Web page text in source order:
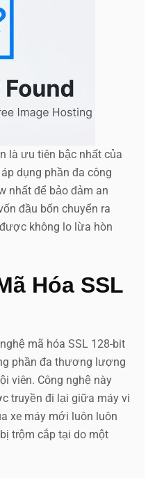
là ưu tiên bậc nhất của
dụng phần đa công
nhất để bảo đảm an
đầu bốn chuyển ra
không lo lừa hòn
Hóa SSL
mã hóa SSL 128-bit
phần đa thương lượng
viên. Công nghệ này
truyền đi lại giữa máy vi
xe máy mới luôn luôn
trộm cắp tại do một